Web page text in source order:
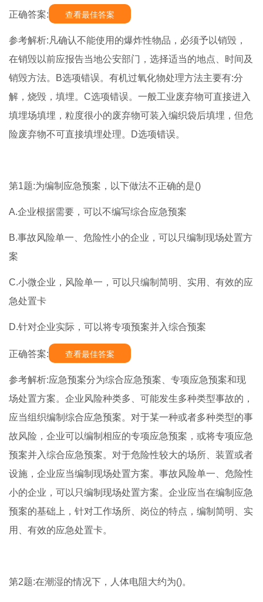
正确答案: 查看最佳答案
参考解析:凡确认不能使用的爆炸性物品，必须予以销毁，
在销毁以前应报告当地公安部门，选择适当的地点、时间及
销毁方法。B选项错误。有机过氧化物处理方法主要有:分
解，烧毁，填埋。C选项错误。一般工业废弃物可直接进入
填埋场填埋，粒度很小的废弃物可装入编织袋后填埋，但危
险废弃物不可直接填埋处理。D选项错误。
第1题:为编制应急预案，以下做法不正确的是()
A.企业根据需要，可以不编写综合应急预案
B.事故风险单一、危险性小的企业，可以只编制现场处置方
案
C.小微企业，风险单一，可以只编制简明、实用、有效的应
急处置卡
D.针对企业实际，可以将专项预案并入综合预案
正确答案: 查看最佳答案
参考解析:应急预案分为综合应急预案、专项应急预案和现
场处置方案。企业风险种类多、可能发生多种类型事故的，
应当组织编制综合应急预案。对于某一种或者多种类型的事
故风险，企业可以编制相应的专项应急预案，或将专项应急
预案并入综合应急预案。对于危险性较大的场所、装置或者
设施，企业应当编制现场处置方案。事故风险单一、危险性
小的企业，可以只编制现场处置方案。企业应当在编制应急
预案的基础上，针对工作场所、岗位的特点，编制简明、实
用、有效的应急处置卡。
第2题:在潮湿的情况下，人体电阻大约为()。